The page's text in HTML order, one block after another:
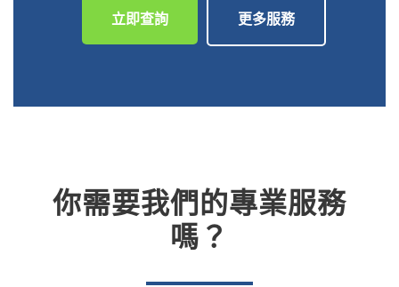
立即查詢 更多服務
你需要我們的專業服務
嗎？